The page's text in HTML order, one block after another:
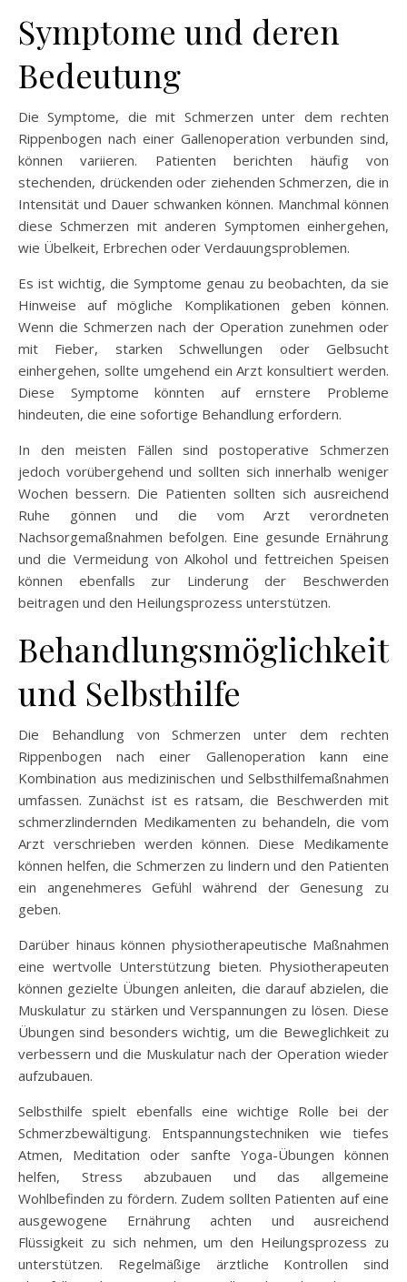
Symptome und deren
Bedeutung
Die Symptome, die mit Schmerzen unter dem rechten
Rippenbogen nach einer Gallenoperation verbunden sind,
können variieren. Patienten berichten häufig von
stechenden, drückenden oder ziehenden Schmerzen, die in
Intensität und Dauer schwanken können. Manchmal können
diese Schmerzen mit anderen Symptomen einhergehen,
wie Übelkeit, Erbrechen oder Verdauungsproblemen.
Es ist wichtig, die Symptome genau zu beobachten, da sie
Hinweise auf mögliche Komplikationen geben können.
Wenn die Schmerzen nach der Operation zunehmen oder
mit Fieber, starken Schwellungen oder Gelbsucht
einhergehen, sollte umgehend ein Arzt konsultiert werden.
Diese Symptome könnten auf ernstere Probleme
hindeuten, die eine sofortige Behandlung erfordern.
In den meisten Fällen sind postoperative Schmerzen
jedoch vorübergehend und sollten sich innerhalb weniger
Wochen bessern. Die Patienten sollten sich ausreichend
Ruhe gönnen und die vom Arzt verordneten
Nachsorgemaßnahmen befolgen. Eine gesunde Ernährung
und die Vermeidung von Alkohol und fettreichen Speisen
können ebenfalls zur Linderung der Beschwerden
beitragen und den Heilungsprozess unterstützen.
und Selbsthilfe
Die Behandlung von Schmerzen unter dem rechten
Rippenbogen nach einer Gallenoperation kann eine
Kombination aus medizinischen und Selbsthilfemaßnahmen
umfassen. Zunächst ist es ratsam, die Beschwerden mit
schmerzlindernden Medikamenten zu behandeln, die vom
Arzt verschrieben werden können. Diese Medikamente
können helfen, die Schmerzen zu lindern und den Patienten
ein angenehmeres Gefühl während der Genesung zu
geben.
Darüber hinaus können physiotherapeutische Maßnahmen
eine wertvolle Unterstützung bieten. Physiotherapeuten
können gezielte Übungen anleiten, die darauf abzielen, die
Muskulatur zu stärken und Verspannungen zu lösen. Diese
Übungen sind besonders wichtig, um die Beweglichkeit zu
verbessern und die Muskulatur nach der Operation wieder
aufzubauen.
Selbsthilfe spielt ebenfalls eine wichtige Rolle bei der
Schmerzbewältigung. Entspannungstechniken wie tiefes
Atmen, Meditation oder sanfte Yoga-Übungen können
helfen, Stress abzubauen und das allgemeine
Wohlbefinden zu fördern. Zudem sollten Patienten auf eine
ausgewogene Ernährung achten und ausreichend
Flüssigkeit zu sich nehmen, um den Heilungsprozess zu
unterstützen. Regelmäßige ärztliche Kontrollen sind